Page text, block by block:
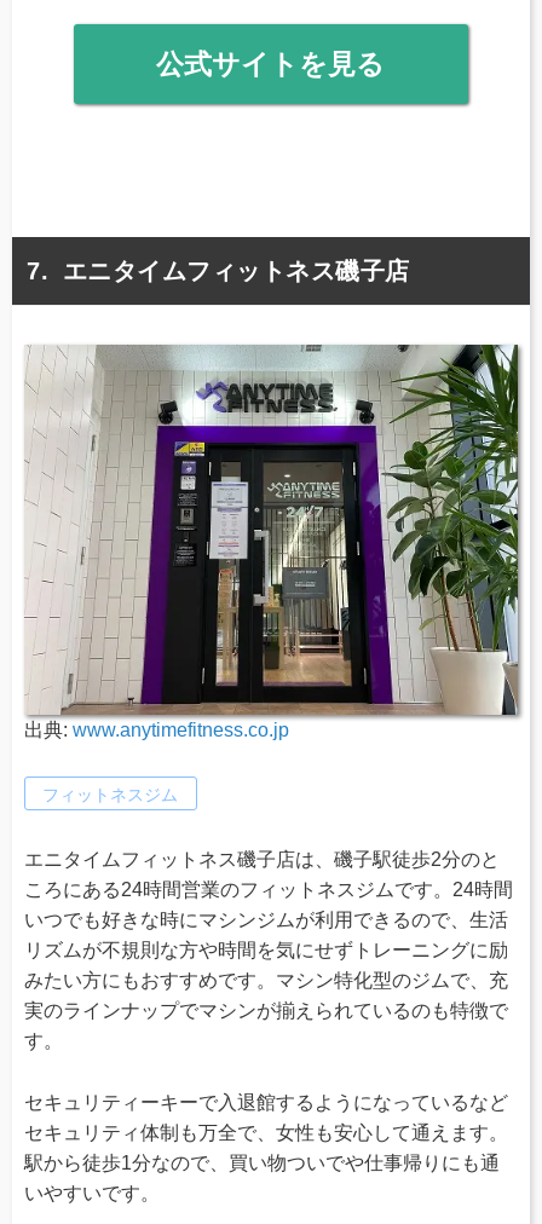
公式サイトを見る
エニタイムフィットネス磯子店
出典: www.anytimefitness.co.jp
フィットネスジム
エニタイムフィットネス磯子店は、磯子駅徒歩2分のと
ころにある24時間営業のフィットネスジムです。24時間
いつでも好きな時にマシンジムが利用できるので、生活
リズムが不規則な方や時間を気にせずトレーニングに励
みたい方にもおすすめです。マシン特化型のジムで、充
実のラインナップでマシンが揃えられているのも特徴で
す。
セキュリティーキーで入退館するようになっているなど
セキュリティ体制も万全で、女性も安心して通えます。
駅から徒歩1分なので、買い物ついでや仕事帰りにも通
いやすいです。